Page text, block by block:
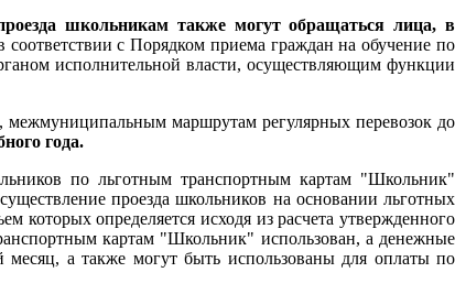
школьникам также могут обращаться лица, в
соответствии с Порядком приема граждан на обучение по
исполнительной власти, осуществляющим функции
межмуниципальным маршрутам регулярных перевозок до
года.
по льготным транспортным картам "Школьник"
проезда школьников на основании льготных
определяется исходя из расчета утвержденного
картам "Школьник" использован, а денежные
месяц, а также могут быть использованы для оплаты по